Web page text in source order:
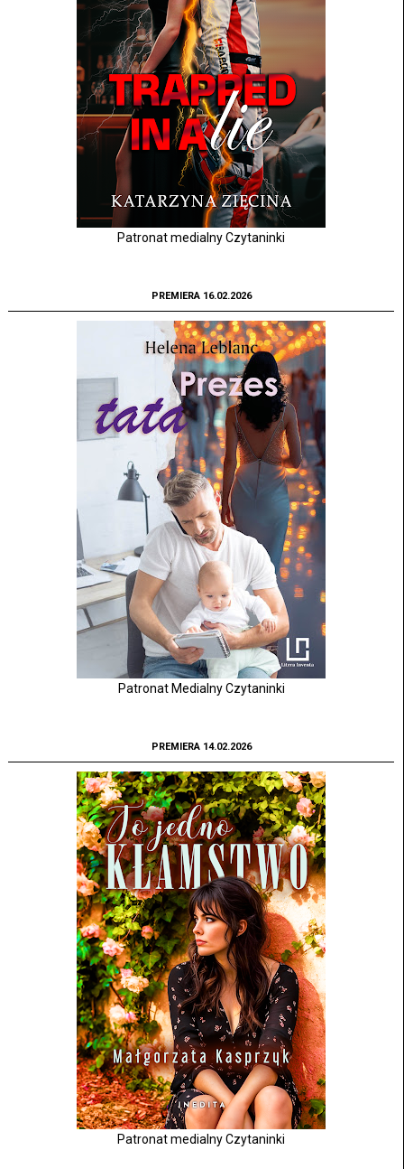
Patronat medialny Czytaninki
PREMIERA 16.02.2026
Patronat Medialny Czytaninki
PREMIERA 14.02.2026
Patronat medialny Czytaninki